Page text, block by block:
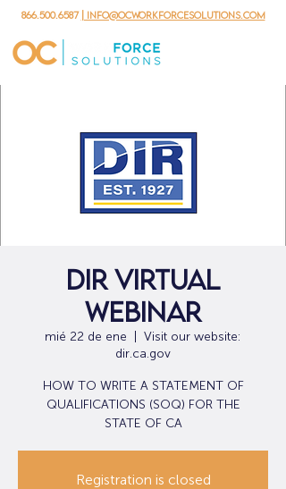
866.500.6587 | info@ocworkforcesolutions.com
DIR Virtual
Webinar
mié 22 de ene
Visit our website:
dir.ca.gov
HOW TO WRITE A STATEMENT OF
QUALIFICATIONS (SOQ) FOR THE
STATE OF CA
Registration is closed